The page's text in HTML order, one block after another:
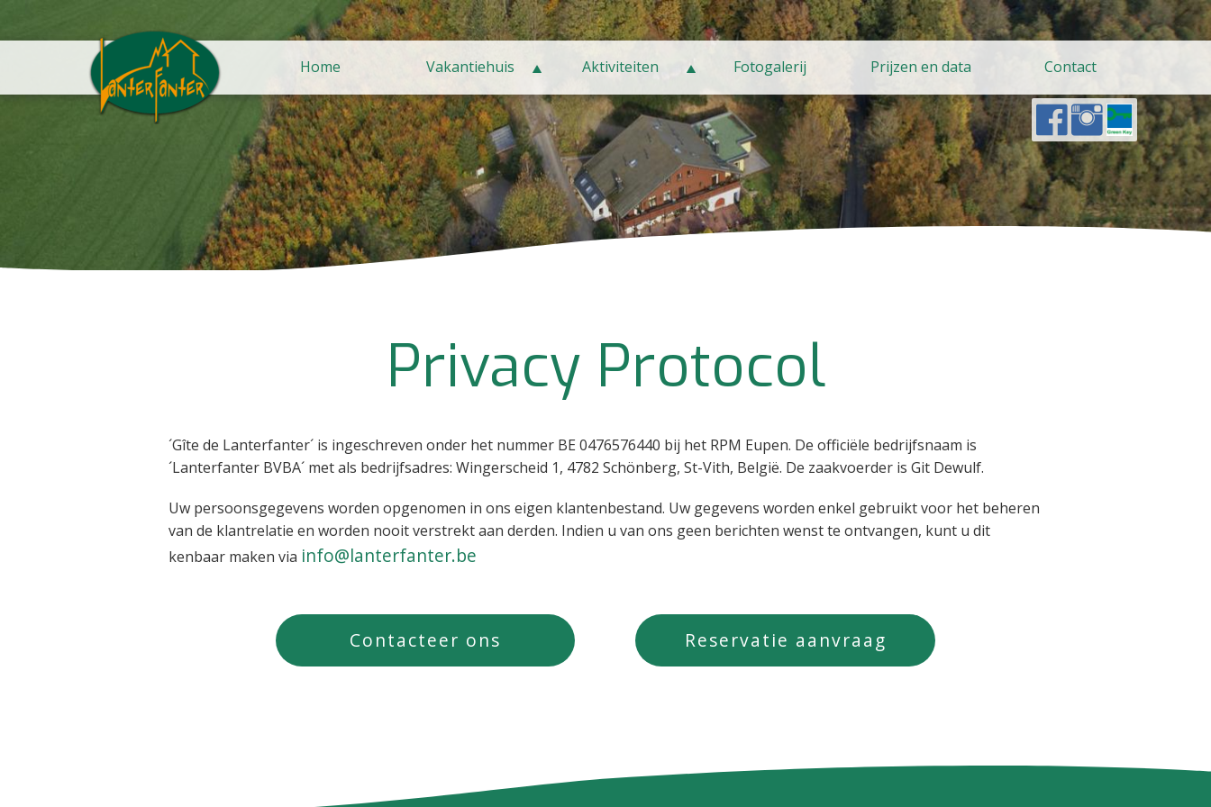
Home
Home
Vakantiehuis
Vakantiehuis
Aktiviteiten
Aktiviteiten
Fotogalerij
Fotogalerij
Prijzen en data
Prijzen en data
Contact
Contact
Privacy Protocol
´Gîte de Lanterfanter´ is ingeschreven onder het nummer BE 0476576440 bij het RPM Eupen. De officiële bedrijfsnaam is
´Lanterfanter BVBA´ met als bedrijfsadres: Wingerscheid 1, 4782 Schönberg, St-Vith, België. De zaakvoerder is Git Dewulf.
Uw persoonsgegevens worden opgenomen in ons eigen klantenbestand. Uw gegevens worden enkel gebruikt voor het beheren
van de klantrelatie en worden nooit verstrekt aan derden. Indien u van ons geen berichten wenst te ontvangen, kunt u dit
kenbaar maken via info@lanterfanter.be
Contacteer ons Reservatie aanvraag